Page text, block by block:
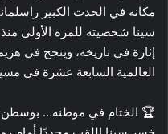
إثارة في تاريخه، وينجح في
العالمية السابعة عشرة في
🏆 الختام في موطنه… بوسطن